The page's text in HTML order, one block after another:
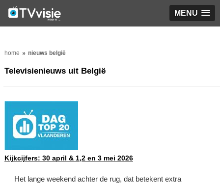
MENU
home nieuws belgië
Televisienieuws uit België
Kijkcijfers: 30 april & 1,2 en 3 mei 2026
Het lange weekend achter de rug, dat betekent extra